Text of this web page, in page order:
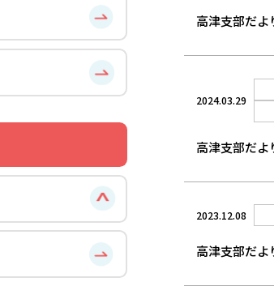
高津支部だ
2024.03.29
高津支部だ
2023.12.08
高津支部だ